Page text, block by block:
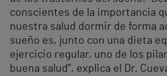
conscientes de la importancia
nuestra salud dormir de forma
sueño es, junto con una dieta
ejercicio regular, uno de los
buena salud”, explica el Dr.